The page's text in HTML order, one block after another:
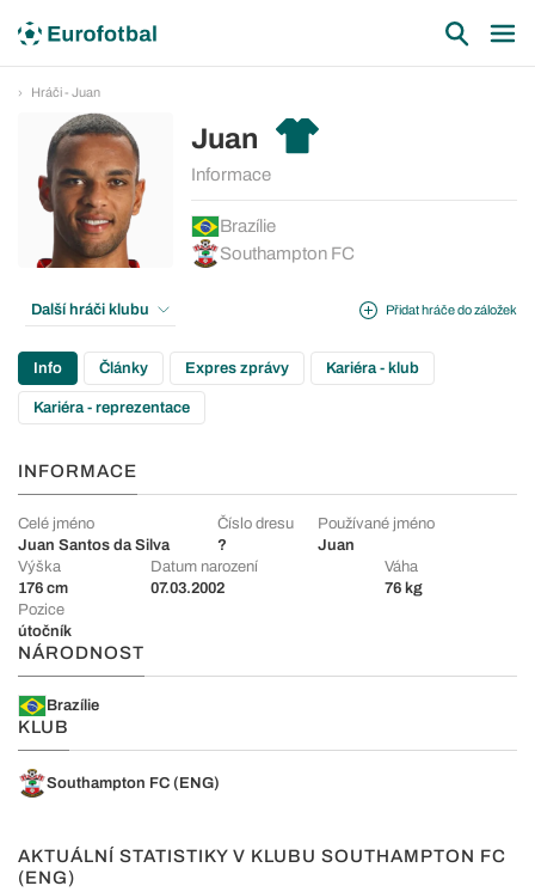
Hráči - Juan
Juan
Informace
Brazílie
Southampton FC
Přidat hráče do záložek
Další hráči klubu
Info Články Expres zprávy Kariéra - klub
Kariéra - reprezentace
INFORMACE
Celé jméno
Juan Santos da Silva
Číslo dresu
?
Používané jméno
Juan
Výška
176 cm
Datum narození
07.03.2002
Váha
76 kg
Pozice
útočník
NÁRODNOST
Brazílie
KLUB
Southampton FC (ENG)
AKTUÁLNÍ STATISTIKY V KLUBU SOUTHAMPTON FC
(ENG)